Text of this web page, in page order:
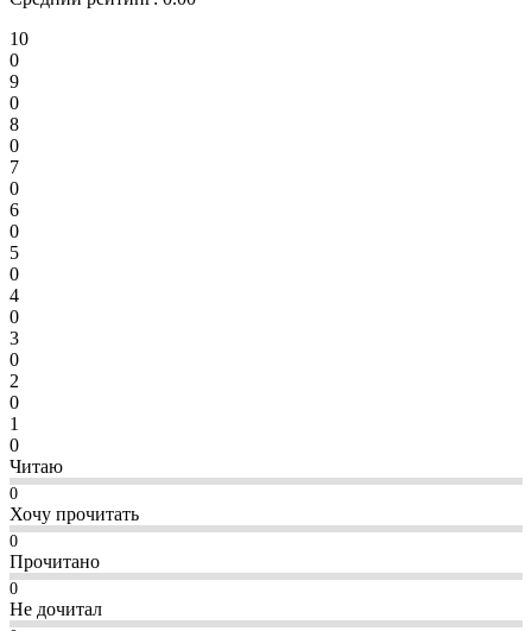
10
0
9
0
8
0
7
0
6
0
5
0
4
0
3
0
2
0
1
0
Читаю
0
Хочу прочитать
0
Прочитано
0
Не дочитал